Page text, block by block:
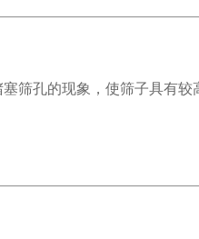
孔的现象，使筛子具有较